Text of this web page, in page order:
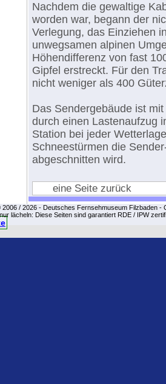
Nachdem die gewaltige
worden war, begann der
Verlegung, das Einziehen
unwegsamen alpinen
Höhendifferenz von fast
Gipfel erstreckt. Für den
nicht weniger als 400
Das Sendergebäude ist
durch einen Lastenaufzug
Station bei jeder
Schneestürmen die
abgeschnitten wird.
eine Seite zurück
2006 / 2026 - Deutsches Fernsehmuseum Filzbaden -
lächeln: Diese Seiten sind garantiert RDE / IPW